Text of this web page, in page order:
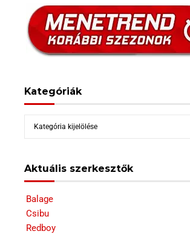
Kategóriák
Kategóriák
Aktuális szerkesztők
Balage
Csibu
Redboy